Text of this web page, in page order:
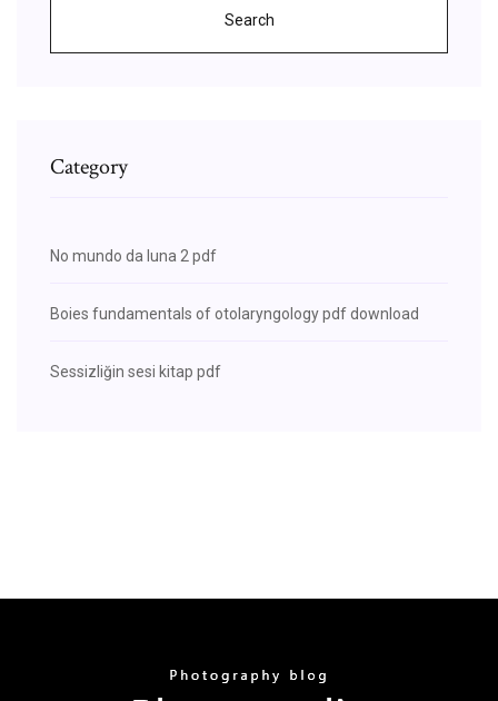
Search
Category
No mundo da luna 2 pdf
Boies fundamentals of otolaryngology pdf download
Sessizliğin sesi kitap pdf